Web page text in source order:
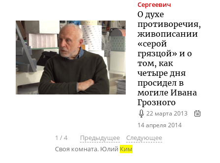
Сергеевич
О духе
противоречия,
живописании
«серой
грязцой» и о
том, как
четыре дня
просидел в
могиле Ивана
Грозного
22 марта 2013
14 апреля 2014
1 /4 Предыдущее
Следующее
Своя комната. Юлий Ким